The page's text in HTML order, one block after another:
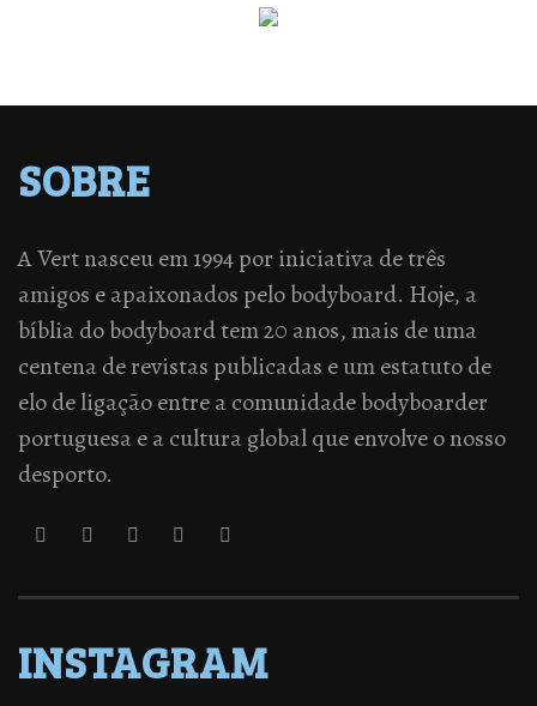
SOBRE
A Vert nasceu em 1994 por iniciativa de três
amigos e apaixonados pelo bodyboard. Hoje, a
bíblia do bodyboard tem 20 anos, mais de uma
centena de revistas publicadas e um estatuto de
elo de ligação entre a comunidade bodyboarder
portuguesa e a cultura global que envolve o nosso
desporto.
INSTAGRAM